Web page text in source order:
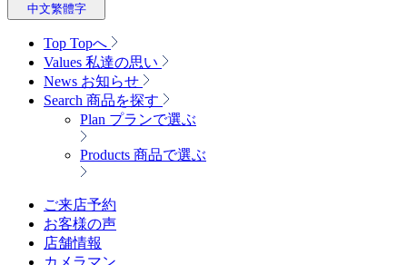
中文繁體字
Top Topへ
Values 私達の思い
News お知らせ
Search 商品を探す
Plan プランで選ぶ
Products 商品で選ぶ
ご来店予約
お客様の声
店舗情報
カメラマン